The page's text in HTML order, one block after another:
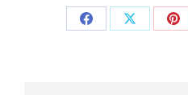
PartagerPartager